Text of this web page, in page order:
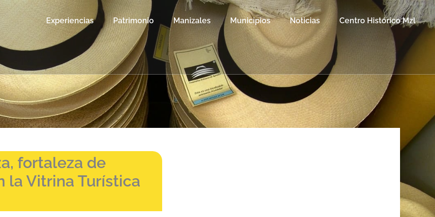
Experiencias Patrimonio Manizales Municipios Noticias Centro Histórico Mzl
fortaleza de
la Vitrina Turística